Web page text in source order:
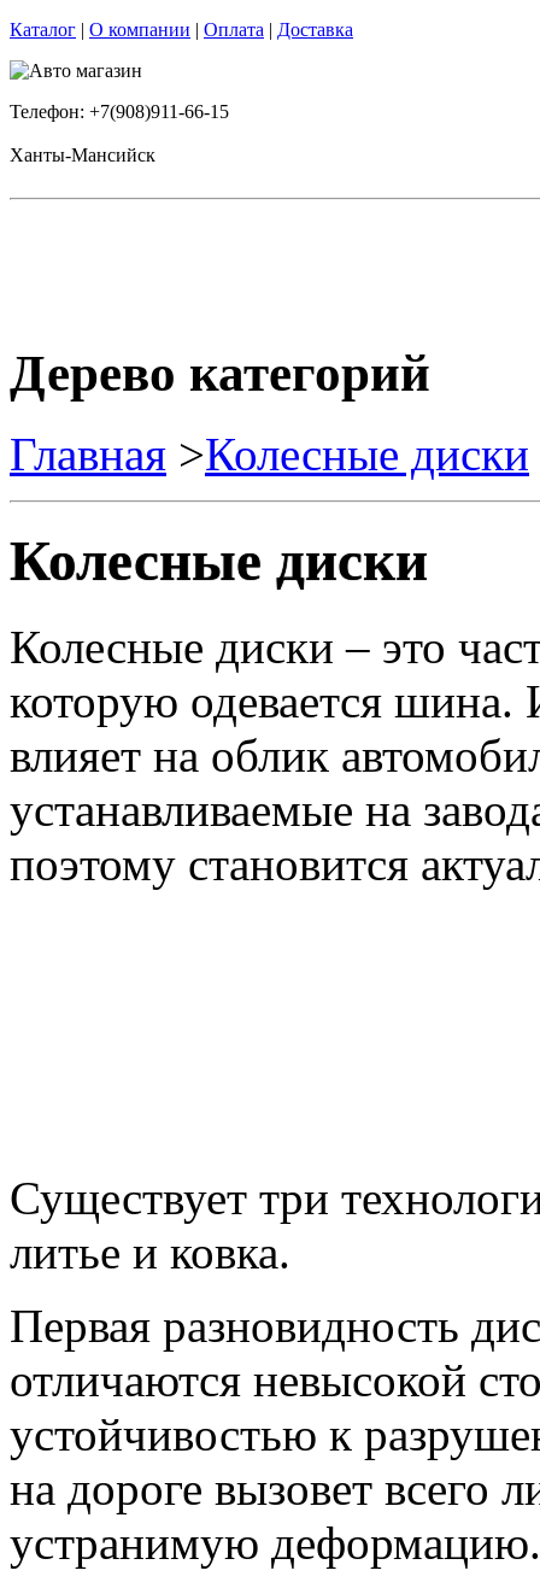
Каталог | О компании | Оплата | Доставка
Телефон: +7(908)911-66-15
Ханты-Мансийск
Дерево категорий
Главная >Колесные диски
Колесные диски
Колесные диски – это
которую одевается
влияет на облик
устанавливаемые на
поэтому становится
Существует три
литье и ковка.
Первая разновидность
отличаются невысокой
устойчивостью к
на дороге вызовет всего
устранимую деформацию.